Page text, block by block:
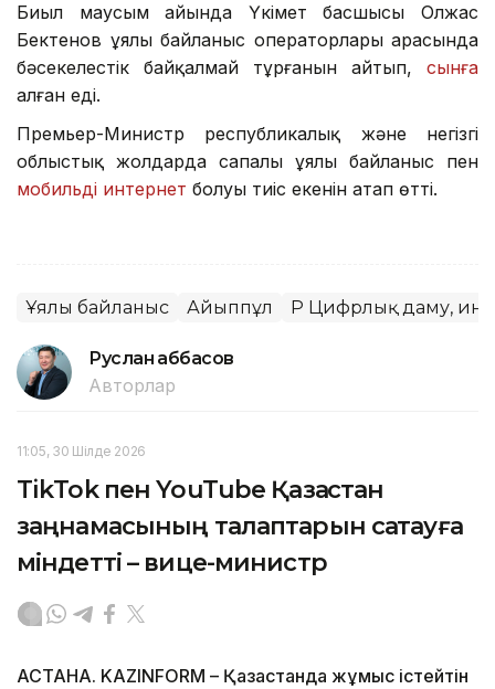
Биыл маусым айында Үкімет басшысы Олжас
Бектенов ұялы байланыс операторлары арасында
бәсекелестік байқалмай тұрғанын айтып, сынға
алған еді.
Премьер-Министр республикалық және негізгі
облыстық жолдарда сапалы ұялы байланыс пен
мобильді интернет болуы тиіс екенін атап өтті.
Ұялы байланыс Айыппұл ҚР Цифрлық даму,
Руслан Ғаббасов
Авторлар
11:05, 30 Шілде 2026
TikTok пен YouTube Қазақстан
заңнамасының талаптарын сақтауға
міндетті – вице-министр
АСТАНА. KAZINFORM – Қазақстанда жұмыс істейтін